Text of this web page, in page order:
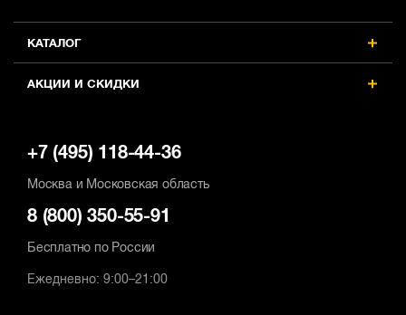
КАТАЛОГ
АКЦИИ И СКИДКИ
+7 (495) 118-44-36
Москва и Московская область
8 (800) 350-55-91
Бесплатно по России
Ежедневно: 9:00–21:00